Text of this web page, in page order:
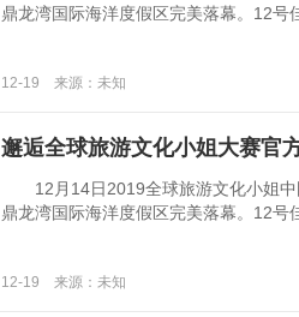
鼎龙湾国际海洋度假区完美落幕。12号
12-19 来源：未知
邂逅全球旅游文化小姐大赛官
12月14日2019全球旅游文化小姐中
鼎龙湾国际海洋度假区完美落幕。12号
12-19 来源：未知